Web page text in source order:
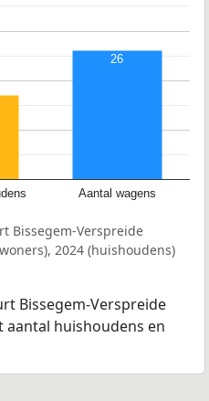
Aantal wagens
26
Bissegem-Verspreide
2024 (huishoudens)
Bissegem-Verspreide
aantal huishoudens en